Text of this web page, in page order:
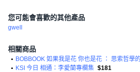
您可能會喜歡的其他產品
gwell
相關商品
• BOBBOOK 如果我是花 你也是花 ： 思索哲學
• KSI 今日 相通：李愛蘭專欄集 $181